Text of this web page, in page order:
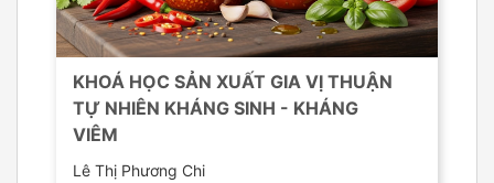
KHOÁ HỌC SẢN XUẤT GIA VỊ THUẬN
TỰ NHIÊN KHÁNG SINH - KHÁNG
VIÊM
Lê Thị Phương Chi